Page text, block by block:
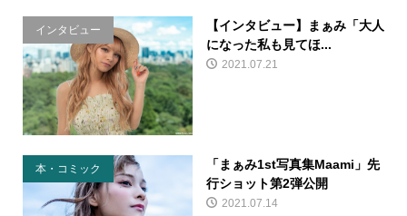
インタビュー
【インタビュー】まぁみ「大人
になった私も見てほ...
2021.07.21
本・コミック
「まぁみ1st写真集Maami」先
行ショット第2弾公開
2021.07.14